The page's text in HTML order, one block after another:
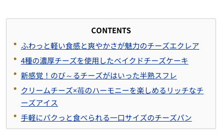
CONTENTS
ふわっと軽い食感と爽やかさが魅力のチーズエクレア
4種の濃厚チーズを使用したベイクドチーズケーキ
新感覚！のび～るチーズがはいった半熟スフレ
クリームチーズ×苺のハーモニーを楽しめるリッチなチ
ーズアイス
手軽にパクっと食べられる一口サイズのチーズパン